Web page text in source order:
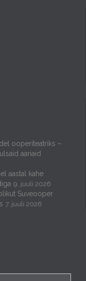
ooperiteatriks –
aariaid
aastal kahe
9. juuli 2026
Suveooper
7. juuli 2026